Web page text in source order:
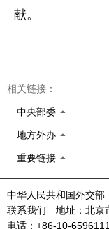
献。
相关链接：
中央部委
地方外办
重要链接
中华人民共和国外交
联系我们 地址：北京
电话：+86-10-